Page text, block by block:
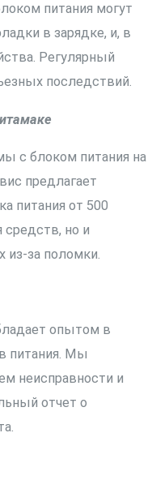
питания могут
в зарядке, и, в
Регулярный
последствий.
с блоком питания на
предлагает
питания от 500
средств, но и
из-за поломки.
опытом в
питания. Мы
неисправности и
отчет о